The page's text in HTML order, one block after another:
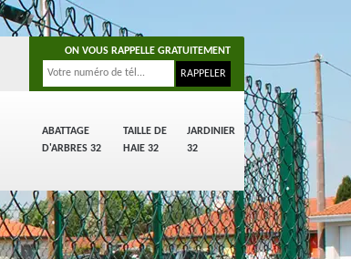
ABATTAGE
D'ARBRES 32
TAILLE DE
HAIE 32
JARDINIER
32
ON VOUS RAPPELLE GRATUITEMENT